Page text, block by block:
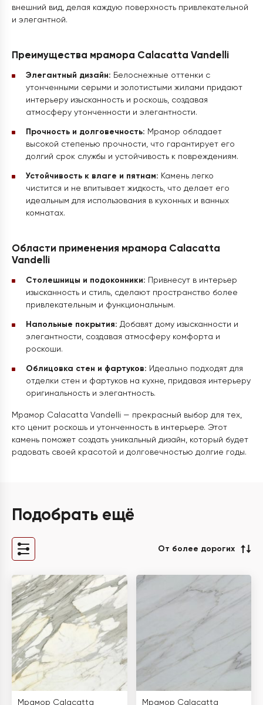
внешний вид, делая каждую поверхность привлекательной
и элегантной.
Преимущества мрамора Calacatta Vandelli
Элегантный дизайн: Белоснежные оттенки с
утонченными серыми и золотистыми жилами придают
интерьеру изысканность и роскошь, создавая
атмосферу утонченности и элегантности.
Прочность и долговечность: Мрамор обладает
высокой степенью прочности, что гарантирует его
долгий срок службы и устойчивость к повреждениям.
Устойчивость к влаге и пятнам: Камень легко
чистится и не впитывает жидкость, что делает его
идеальным для использования в кухонных и ванных
комнатах.
Области применения мрамора Calacatta
Vandelli
Столешницы и подоконники: Привнесут в интерьер
изысканность и стиль, сделают пространство более
привлекательным и функциональным.
Напольные покрытия: Добавят дому изысканности и
элегантности, создавая атмосферу комфорта и
роскоши.
Облицовка стен и фартуков: Идеально подходят для
отделки стен и фартуков на кухне, придавая интерьеру
оригинальность и элегантность.
Мрамор Calacatta Vandelli — прекрасный выбор для тех,
кто ценит роскошь и утонченность в интерьере. Этот
камень поможет создать уникальный дизайн, который будет
радовать своей красотой и долговечностью долгие годы.
Подобрать ещё
От более дорогих
Мрамор Calacatta Мрамор Calacatta